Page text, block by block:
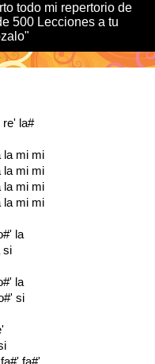
todo mi repertorio de
500 Lecciones a tu
re' la#
la mi mi
la mi mi
la mi mi
la mi mi
la
si
la
si